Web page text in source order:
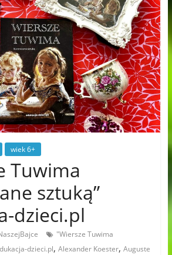
wiek 6+
Tuwima
sztuką”
dzieci.pl
"Wiersze Tuwima
dzieci.pl, Alexander Koester, Auguste